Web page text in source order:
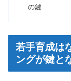
の鍵
若手育成は
ングが鍵と